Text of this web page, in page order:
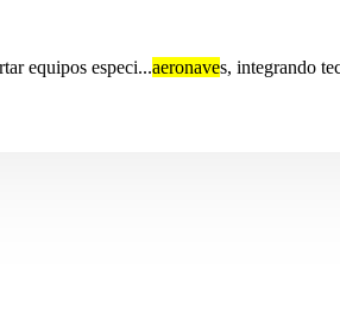
equipos especi...aeronaves, integrando